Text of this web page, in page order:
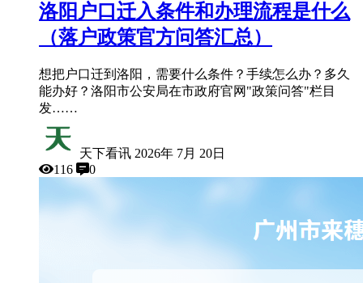
洛阳户口迁入条件和办理流程是什么
（落户政策官方问答汇总）
想把户口迁到洛阳，需要什么条件？手续怎么办？多久
能办好？洛阳市公安局在市政府官网"政策问答"栏目
发……
天下看讯 2026年 7月 20日
116
0